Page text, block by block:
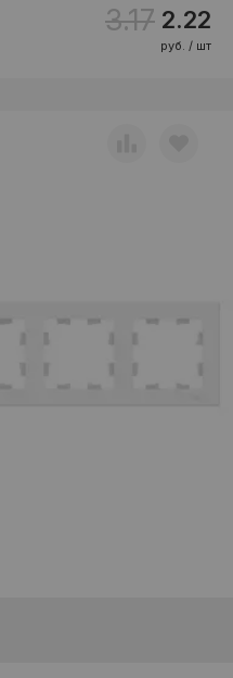
3.17 2.22
руб. / шт